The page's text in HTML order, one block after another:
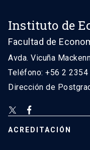
Instituto de
Facultad de
Avda. Vicuña
Teléfono: +56 2 2354
Dirección de
ACREDITACIÓN